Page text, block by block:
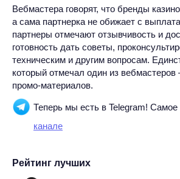
Вебмастера говорят, что бренды
а сама партнерка не обижает с
партнеры отмечают отзывчивость и
готовность дать советы,
техническим и другим вопросам.
который отмечал один из
промо-материалов.
Теперь мы есть в Telegram! Самое
канале
Рейтинг лучших